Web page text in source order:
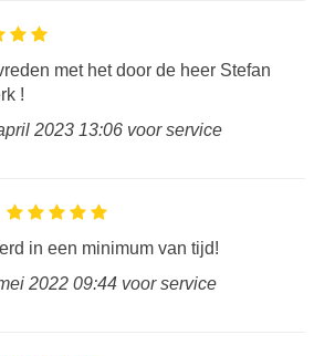
met het door de heer Stefan
!
2023 13:06 voor service
in een minimum van tijd!
2022 09:44 voor service